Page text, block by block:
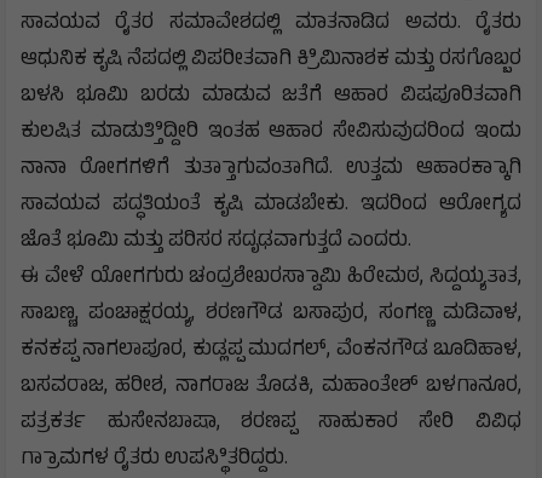
ಸಾವಯವ ರೈತರ ಸಮಾವೇಶದಲ್ಲಿ ಮಾತನಾಡಿದ ಅವರು. ರೈತರು
ಆಧುನಿಕ ಕೃಷಿ ನೆಪದಲ್ಲಿ ವಿಪರೀತವಾಗಿ ಕ್ರಿಿಮಿನಾಶಕ ಮತ್ತು ರಸಗೊಬ್ಬರ
ಬಳಸಿ ಭೂಮಿ ಬರಡು ಮಾಡುವ ಜತೆಗೆ ಆಹಾರ ವಿಷಪೂರಿತವಾಗಿ
ಕುಲಷಿತ ಮಾಡುತ್ತಿಿದ್ದೀರಿ ಇಂತಹ ಆಹಾರ ಸೇವಿಸುವುದರಿಂದ ಇಂದು
ನಾನಾ ರೋಗಗಳಿಗೆ ತುತ್ತಾಾಗುವಂತಾಗಿದೆ. ಉತ್ತಮ ಆಹಾರಕ್ಕಾಾಗಿ
ಸಾವಯವ ಪದ್ಧತಿಯಂತೆ ಕೃಷಿ ಮಾಡಬೇಕು. ಇದರಿಂದ ಆರೋಗ್ಯದ
ಜೊತೆ ಭೂಮಿ ಮತ್ತು ಪರಿಸರ ಸದೃಢವಾಗುತ್ತದೆ ಎಂದರು.
ಈ ವೇಳೆ ಯೋಗಗುರು ಚಂದ್ರಶೇಖರಸ್ವಾಾಮಿ ಹಿರೇಮಠ, ಸಿದ್ದಯ್ಯತಾತ,
ಸಾಬಣ್ಣ, ಪಂಚಾಕ್ಷರಯ್ಯ, ಶರಣಗೌಡ ಬಸಾಪುರ, ಸಂಗಣ್ಣ ಮಡಿವಾಳ,
ಕನಕಪ್ಪ ನಾಗಲಾಪೂರ, ಕುಡ್ಲಪ್ಪ ಮುದಗಲ್, ವೆಂಕನಗೌಡ ಬೂದಿಹಾಳ,
ಬಸವರಾಜ, ಹರೀಶ, ನಾಗರಾಜ ತೊಡಕಿ, ಮಹಾಂತೇಶ್ ಬಳಗಾನೂರ,
ಪತ್ರಕರ್ತ ಹುಸೇನಬಾಷಾ, ಶರಣಪ್ಪ ಸಾಹುಕಾರ ಸೇರಿ ವಿವಿಧ
ಗ್ರಾಾಮಗಳ ರೈತರು ಉಪಸ್ಥಿಿತರಿದ್ದರು.